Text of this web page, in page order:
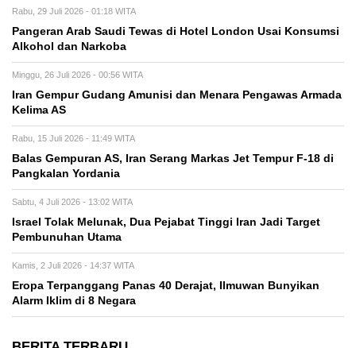
Rabu, 29 Juli 2026 - 01:18 WITA
Pangeran Arab Saudi Tewas di Hotel London Usai Konsumsi
Alkohol dan Narkoba
Minggu, 26 Juli 2026 - 00:56 WITA
Iran Gempur Gudang Amunisi dan Menara Pengawas Armada
Kelima AS
Rabu, 15 Juli 2026 - 11:49 WITA
Balas Gempuran AS, Iran Serang Markas Jet Tempur F-18 di
Pangkalan Yordania
Sabtu, 4 Juli 2026 - 13:02 WITA
Israel Tolak Melunak, Dua Pejabat Tinggi Iran Jadi Target
Pembunuhan Utama
Kamis, 2 Juli 2026 - 14:37 WITA
Eropa Terpanggang Panas 40 Derajat, Ilmuwan Bunyikan
Alarm Iklim di 8 Negara